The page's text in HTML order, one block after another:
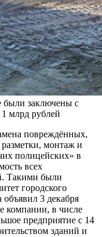
были заключены с
млрд рублей
повреждённых,
монтаж и
полицейских» в
всех
Такими были
городского
3 декабря
компании, в числе
предприятие с 14
зданий и